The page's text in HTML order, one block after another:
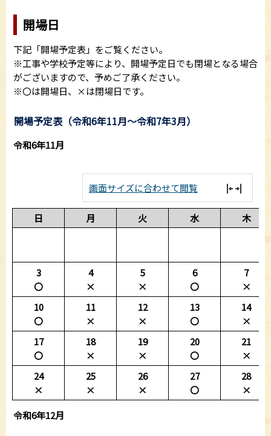
開場日
下記「開場予定表」をご覧ください。
※工事や学校予定等により、開場予定日でも閉場となる場合
がございますので、予めご了承ください。
※〇は開場日、×は閉場日です。
開場予定表（令和6年11月～令和7年3月）
令和6年11月
画面サイズに合わせて閲覧
日 月 火 水 木
3
〇
4
×
5
×
6
〇
7
×
10
〇
11
×
12
×
13
〇
14
×
17
〇
18
×
19
×
20
〇
21
×
24
×
25
×
26
×
27
〇
28
×
令和6年12月